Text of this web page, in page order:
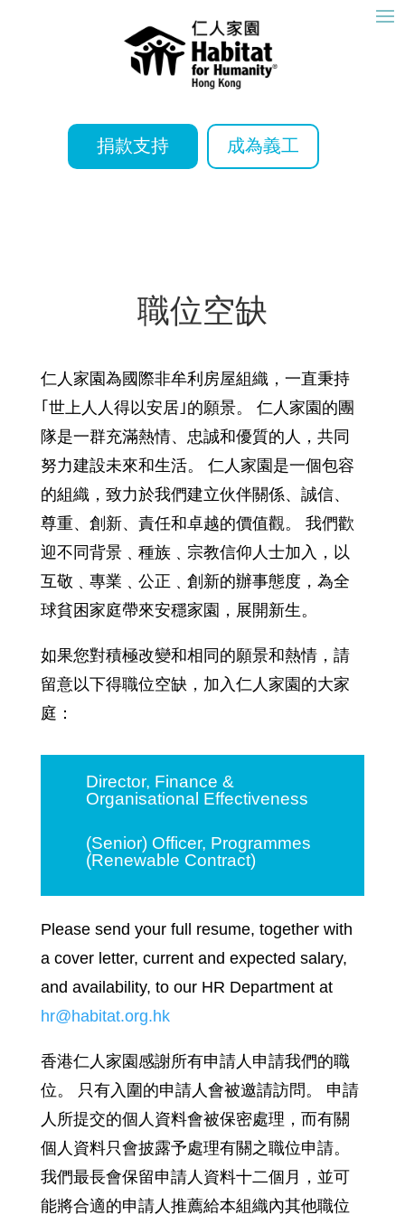
捐款支持 成為義工
職位空缺
仁人家園為國際非牟利房屋組織，一直秉持
｢世上人人得以安居｣的願景。 仁人家園的團
隊是一群充滿熱情、忠誠和優質的人，共同
努力建設未來和生活。 仁人家園是一個包容
的組織，致力於我們建立伙伴關係、誠信、
尊重、創新、責任和卓越的價值觀。 我們歡
迎不同背景﹑種族﹑宗教信仰人士加入，以
互敬﹑專業﹑公正﹑創新的辦事態度，為全
球貧困家庭帶來安穩家園，展開新生。
如果您對積極改變和相同的願景和熱情，請
留意以下得職位空缺，加入仁人家園的大家
庭：
Director, Finance &
Organisational Effectiveness
(Senior) Officer, Programmes
(Renewable Contract)
Please send your full resume, together with
a cover letter, current and expected salary,
and availability, to our HR Department at
hr@habitat.org.hk
香港仁人家園感謝所有申請人申請我們的職
位。 只有入圍的申請人會被邀請訪問。 申請
人所提交的個人資料會被保密處理，而有關
個人資料只會披露予處理有關之職位申請。
我們最長會保留申請人資料十二個月，並可
能將合適的申請人推薦給本組織內其他職位